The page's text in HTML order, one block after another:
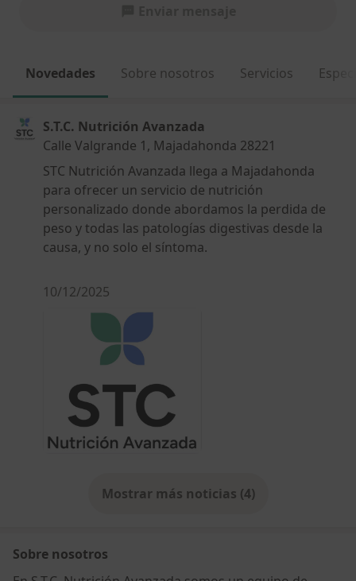
Novedades Sobre nosotros Servicios
S.T.C. Nutrición Avanzada
Calle Valgrande 1, Majadahonda 28221
STC Nutrición Avanzada llega a Majadahonda
para ofrecer un servicio de nutrición
personalizado donde abordamos la perdida de
peso y todas las patologías digestivas desde la
causa, y no solo el síntoma.
10/12/2025
Mostrar más noticias (4)
Sobre nosotros